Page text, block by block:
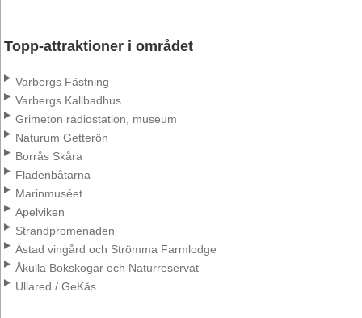
Topp-attraktioner i området
Varbergs Fästning
Varbergs Kallbadhus
Grimeton radiostation, museum
Naturum Getterön
Borrås Skåra
Fladenbåtarna
Marinmuséet
Apelviken
Strandpromenaden
Ästad vingård och Strömma Farmlodge
Åkulla Bokskogar och Naturreservat
Ullared / GeKås